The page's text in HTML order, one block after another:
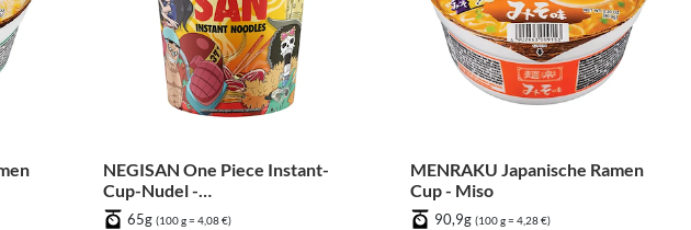
NEGISAN One Piece Instant-
Cup-Nudel -
Rindfleischgeschmack
65g (100 g = 4,08 €)
MENRAKU Japanische Ramen
Cup - Miso
90,9g (100 g = 4,28 €)